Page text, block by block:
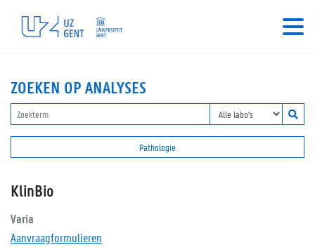
ZOEKEN OP ANALYSES
Pathologie
KlinBio
Varia
Aanvraagformulieren